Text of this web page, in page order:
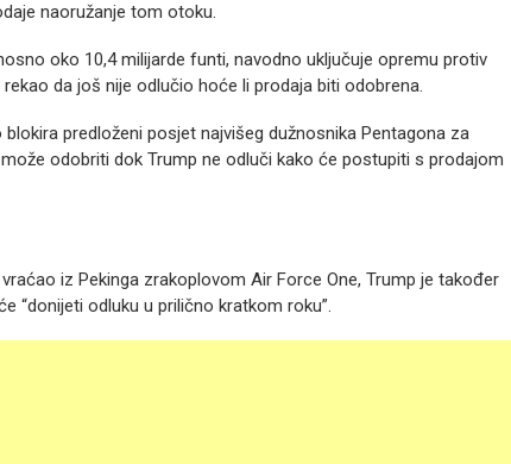
naoružanje tom otoku.
oko 10,4 milijarde funti, navodno uključuje opremu protiv
da još nije odlučio hoće li prodaja biti odobrena.
predloženi posjet najvišeg dužnosnika Pentagona za
odobriti dok Trump ne odluči kako će postupiti s prodajom
iz Pekinga zrakoplovom Air Force One, Trump je također
“donijeti odluku u prilično kratkom roku”.